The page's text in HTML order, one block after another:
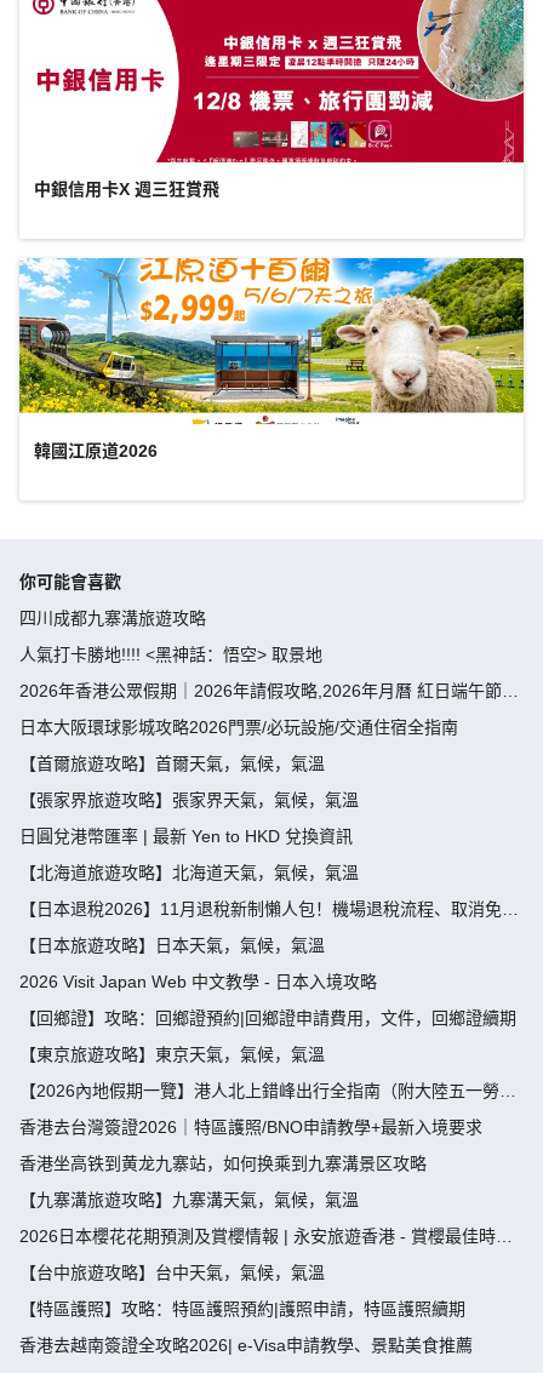
中銀信用卡X 週三狂賞飛
韓國江原道2026
你可能會喜歡
四川成都九寨溝旅遊攻略
人氣打卡勝地!!!! <黑神話：悟空> 取景地
2026年香港公眾假期｜2026年請假攻略,2026年月曆 紅日端午節請
假攻略請4放9-public holiday 2026
日本大阪環球影城攻略2026門票/必玩設施/交通住宿全指南
【首爾旅遊攻略】首爾天氣，氣候，氣溫
【張家界旅遊攻略】張家界天氣，氣候，氣溫
日圓兌港幣匯率 | 最新 Yen to HKD 兌換資訊
【北海道旅遊攻略】北海道天氣，氣候，氣溫
【日本退稅2026】11月退稅新制懶人包！機場退稅流程、取消免稅
袋及限額全攻略 - 永安旅遊
【日本旅遊攻略】日本天氣，氣候，氣溫
2026 Visit Japan Web 中文教學 - 日本入境攻略
【回鄉證】攻略：回鄉證預約|回鄉證申請費用，文件，回鄉證續期
【東京旅遊攻略】東京天氣，氣候，氣溫
【2026內地假期一覽】港人北上錯峰出行全指南（附大陸五一勞動
節，端午節假期攻略）
香港去台灣簽證2026｜特區護照/BNO申請教學+最新入境要求
香港坐高铁到黄龙九寨站，如何换乘到九寨溝景区攻略
【九寨溝旅遊攻略】九寨溝天氣，氣候，氣溫
2026日本櫻花花期預測及賞櫻情報 | 永安旅遊香港 - 賞櫻最佳時
間、地點推薦
【台中旅遊攻略】台中天氣，氣候，氣溫
【特區護照】攻略：特區護照預約|護照申請，特區護照續期
香港去越南簽證全攻略2026| e-Visa申請教學、景點美食推薦